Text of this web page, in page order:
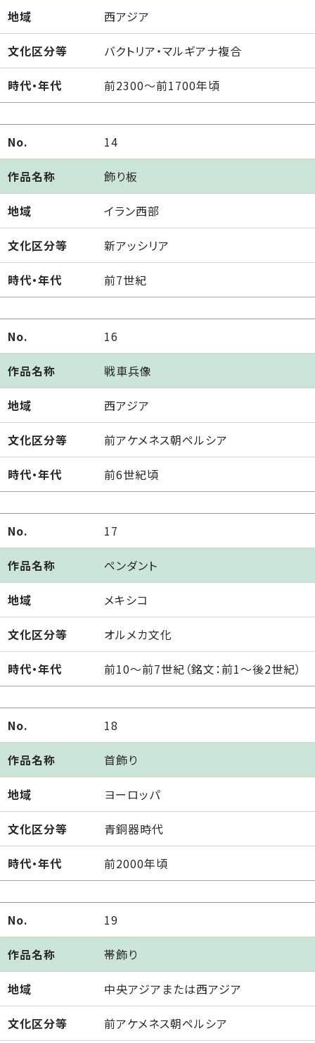
地域 西アジア
文化区分等 バクトリア・マルギアナ複合
時代・年代 前2300～前1700年頃
No. 14
作品名称 飾り板
地域 イラン西部
文化区分等 新アッシリア
時代・年代 前7世紀
No. 16
作品名称 戦車兵像
地域 西アジア
文化区分等 前アケメネス朝ペルシア
時代・年代 前6世紀頃
No. 17
作品名称 ペンダント
地域 メキシコ
文化区分等 オルメカ文化
時代・年代 前10～前7世紀（銘文：前1～後2世紀）
No. 18
作品名称 首飾り
地域 ヨーロッパ
文化区分等 青銅器時代
時代・年代 前2000年頃
No. 19
作品名称 帯飾り
地域 中央アジアまたは西アジア
文化区分等 前アケメネス朝ペルシア